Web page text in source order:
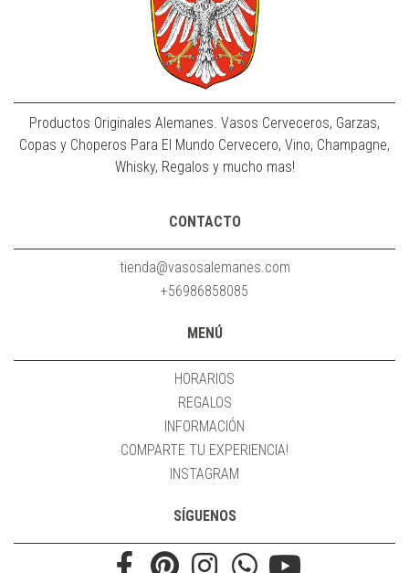
Productos Originales Alemanes. Vasos Cerveceros, Garzas,
Copas y Choperos Para El Mundo Cervecero, Vino, Champagne,
Whisky, Regalos y mucho mas!
CONTACTO
tienda@vasosalemanes.com
+56986858085
MENÚ
HORARIOS
REGALOS
INFORMACIÓN
COMPARTE TU EXPERIENCIA!
INSTAGRAM
SÍGUENOS